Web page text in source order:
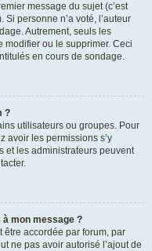
message du sujet (c’est
personne n’a voté, l’auteur
Autrement, seuls les
modifier ou le supprimer. Ceci
en cours de sondage.
?
utilisateurs ou groupes. Pour
avoir les permissions s’y
et les administrateurs peuvent
mon message ?
être accordée par forum, par
ne pas avoir autorisé l’ajout de